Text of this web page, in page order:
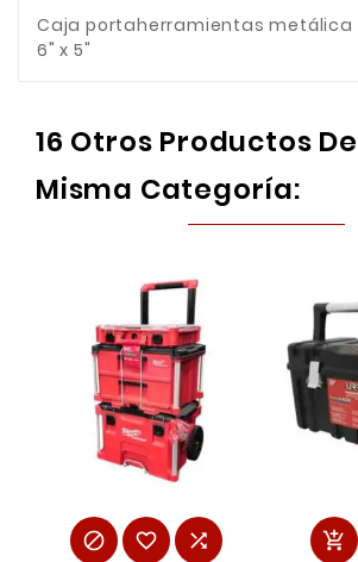
Caja portaherramientas metálica
6" x 5"
16 Otros Productos
Misma Categoría:
   